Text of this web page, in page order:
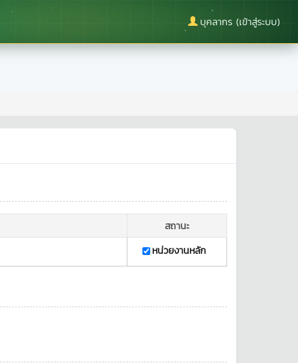
บุคลากร (เข้าสู่ระบบ)
สถานะ
หน่วยงานหลัก